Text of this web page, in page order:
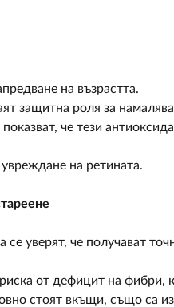
на възрастта.
защитна роля за
че тези
на ретината.
уверят, че получават
от дефицит на фибри,
стоят вкъщи, също са